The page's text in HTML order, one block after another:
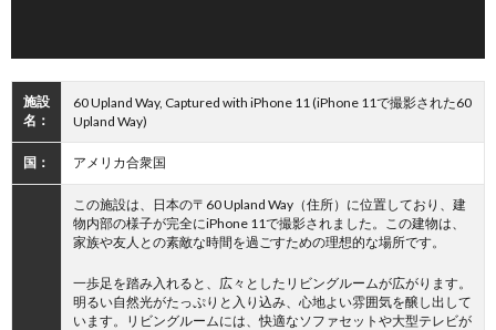
施設
名：
60 Upland Way, Captured with iPhone 11 (iPhone 11で撮影された60
Upland Way)
国： アメリカ合衆国
この施設は、日本の〒60 Upland Way（住所）に位置しており、建
物内部の様子が完全にiPhone 11で撮影されました。この建物は、
家族や友人との素敵な時間を過ごすための理想的な場所です。
一歩足を踏み入れると、広々としたリビングルームが広がります。
明るい自然光がたっぷりと入り込み、心地よい雰囲気を醸し出して
います。リビングルームには、快適なソファセットや大型テレビが